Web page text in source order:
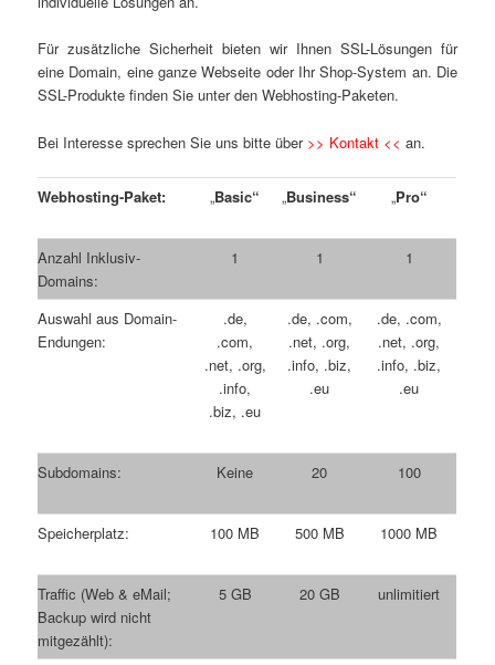
Für zusätzliche Sicherheit bieten wir Ihnen SSL-Lösungen für
eine Domain, eine ganze Webseite oder Ihr Shop-System an. Die
SSL-Produkte finden Sie unter den Webhosting-Paketen.
Bei Interesse sprechen Sie uns bitte über >> Kontakt << an.
Webhosting-Paket: „Basic“ „Business“ „Pro“
Anzahl Inklusiv-
Domains:
1 1 1
Auswahl aus Domain-
Endungen:
.de,
.com,
.net, .org,
.info,
.biz, .eu
.de, .com,
.net, .org,
.info, .biz,
.eu
.de, .com,
.net, .org,
.info, .biz,
.eu
Subdomains: Keine 20 100
Speicherplatz: 100 MB 500 MB 1000 MB
Traffic (Web & eMail;
Backup wird nicht
mitgezählt):
5 GB 20 GB unlimitiert